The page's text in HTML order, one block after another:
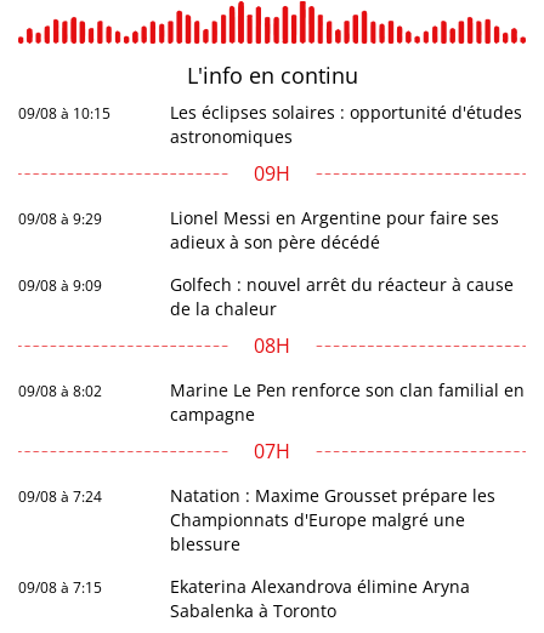
L'info en continu
09/08 à 10:15
Les éclipses solaires : opportunité d'études
astronomiques
09H
09/08 à 9:29
Lionel Messi en Argentine pour faire ses
adieux à son père décédé
09/08 à 9:09
Golfech : nouvel arrêt du réacteur à cause
de la chaleur
08H
09/08 à 8:02
Marine Le Pen renforce son clan familial en
campagne
07H
09/08 à 7:24
Natation : Maxime Grousset prépare les
Championnats d'Europe malgré une
blessure
09/08 à 7:15
Ekaterina Alexandrova élimine Aryna
Sabalenka à Toronto